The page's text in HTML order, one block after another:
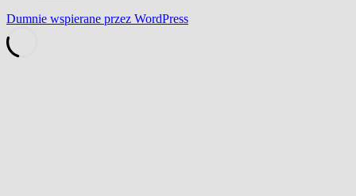
Dumnie wspierane przez WordPress